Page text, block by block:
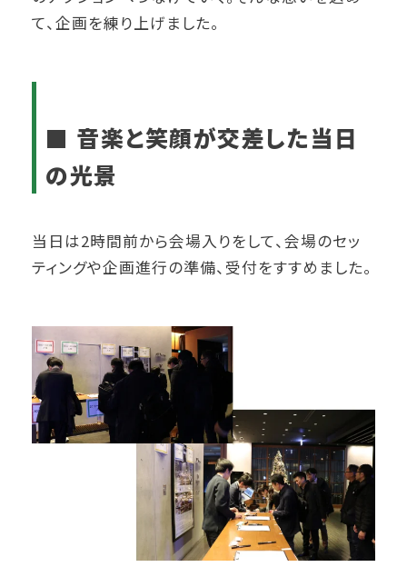
て、企画を練り上げました。
■ 音楽と笑顔が交差した当日
の光景
当日は2時間前から会場入りをして、会場のセッ
ティングや企画進行の準備、受付をすすめました。